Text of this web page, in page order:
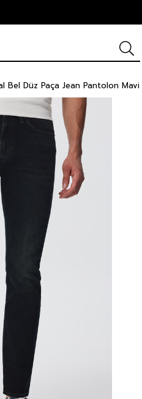
Bel Düz Paça Jean Pantolon Mavi